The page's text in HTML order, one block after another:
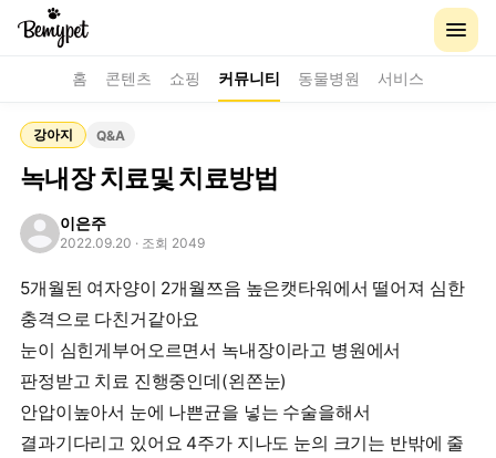
홈 콘텐츠 쇼핑 커뮤니티 동물병원 서비스
강아지 Q&A
녹내장 치료및 치료방법
이은주
2022.09.20 · 조회 2049
5개월된 여자양이 2개월쯔음 높은캣타워에서 떨어져 심한
충격으로 다친거같아요
눈이 심힌게부어오르면서 녹내장이라고 병원에서
판정받고 치료 진행중인데(왼쫀눈)
안압이높아서 눈에 나쁜균을 넣는 수술을해서
결과기다리고 있어요 4주가 지나도 눈의 크기는 반밖에 줄